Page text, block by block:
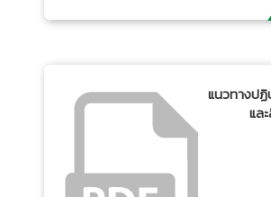
แนวทางป
แล